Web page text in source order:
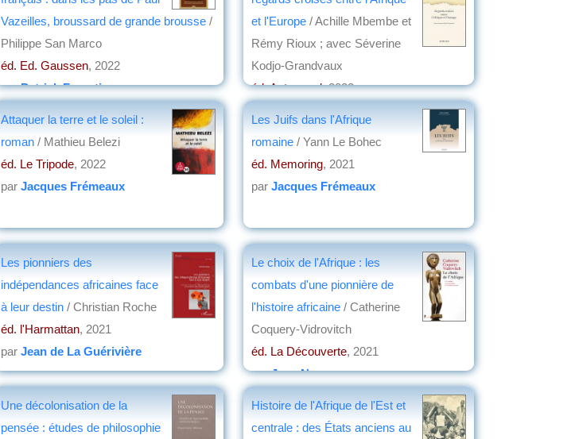
Vazeilles, broussard de grande brousse /
Philippe San Marco
éd. Ed. Gaussen, 2022
parPatrick Forestier
et l'Europe / Achille Mbembe et
Rémy Rioux ; avec Séverine
Kodjo-Grandvaux
éd. Actes sud, 2022
Attaquer la terre et le soleil :
roman / Mathieu Belezi
éd. Le Tripode, 2022
par Jacques Frémeaux
Les Juifs dans l'Afrique
romaine / Yann Le Bohec
éd. Memoring, 2021
par Jacques Frémeaux
Les pionniers des
indépendances africaines face
à leur destin / Christian Roche
éd. l'Harmattan, 2021
par Jean de La Guérivière
Le choix de l'Afrique : les
combats d'une pionnière de
l'histoire africaine / Catherine
Coquery-Vidrovitch
éd. La Découverte, 2021
parJean Nemo
Une décolonisation de la
pensée : études de philosophie
Histoire de l'Afrique de l'Est et
centrale : des États anciens au